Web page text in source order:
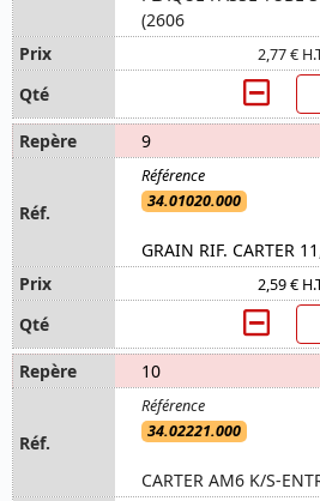
(2606
2,77 €
9
34.01020.000
GRAIN RIF. CARTER
2,59 €
10
34.02221.000
CARTER AM6 K/S-